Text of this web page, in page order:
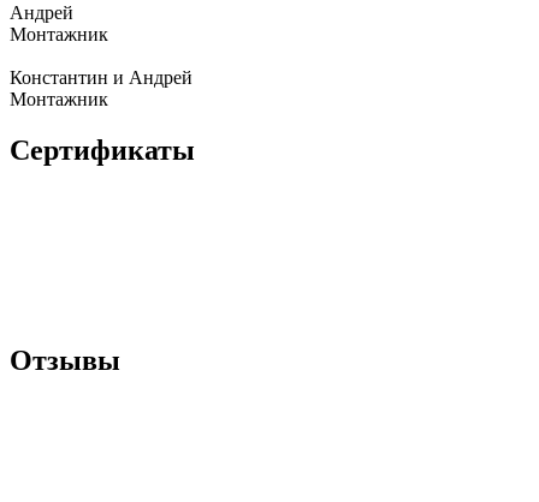
Андрей
Монтажник
Константин и Андрей
Монтажник
Сертификаты
Отзывы